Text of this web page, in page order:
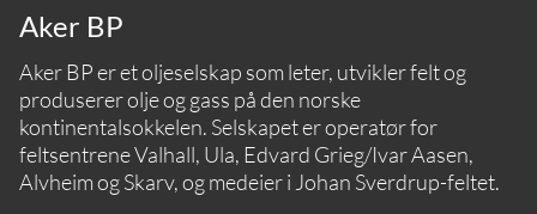
Aker BP
Aker BP er et oljeselskap som leter, utvikler felt og
produserer olje og gass på den norske
kontinentalsokkelen. Selskapet er operatør for
feltsentrene Valhall, Ula, Edvard Grieg/Ivar Aasen,
Alvheim og Skarv, og medeier i Johan Sverdrup-feltet.